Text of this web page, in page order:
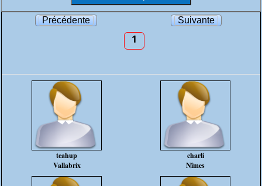
Précédente Suivante
1
teahup
Vallabrix
charli
Nîmes